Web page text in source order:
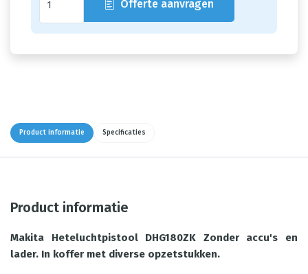
Offerte aanvragen
Product informatie Specificaties
Product informatie
Makita Heteluchtpistool DHG180ZK Zonder accu's en
lader. In koffer met diverse opzetstukken.